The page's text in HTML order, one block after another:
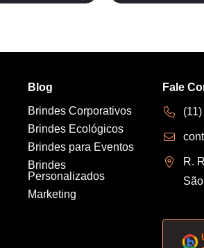
Blog
Brindes Corporativos
Brindes Ecológicos
Brindes para Eventos
Brindes
Personalizados
Marketing
Fale
R.